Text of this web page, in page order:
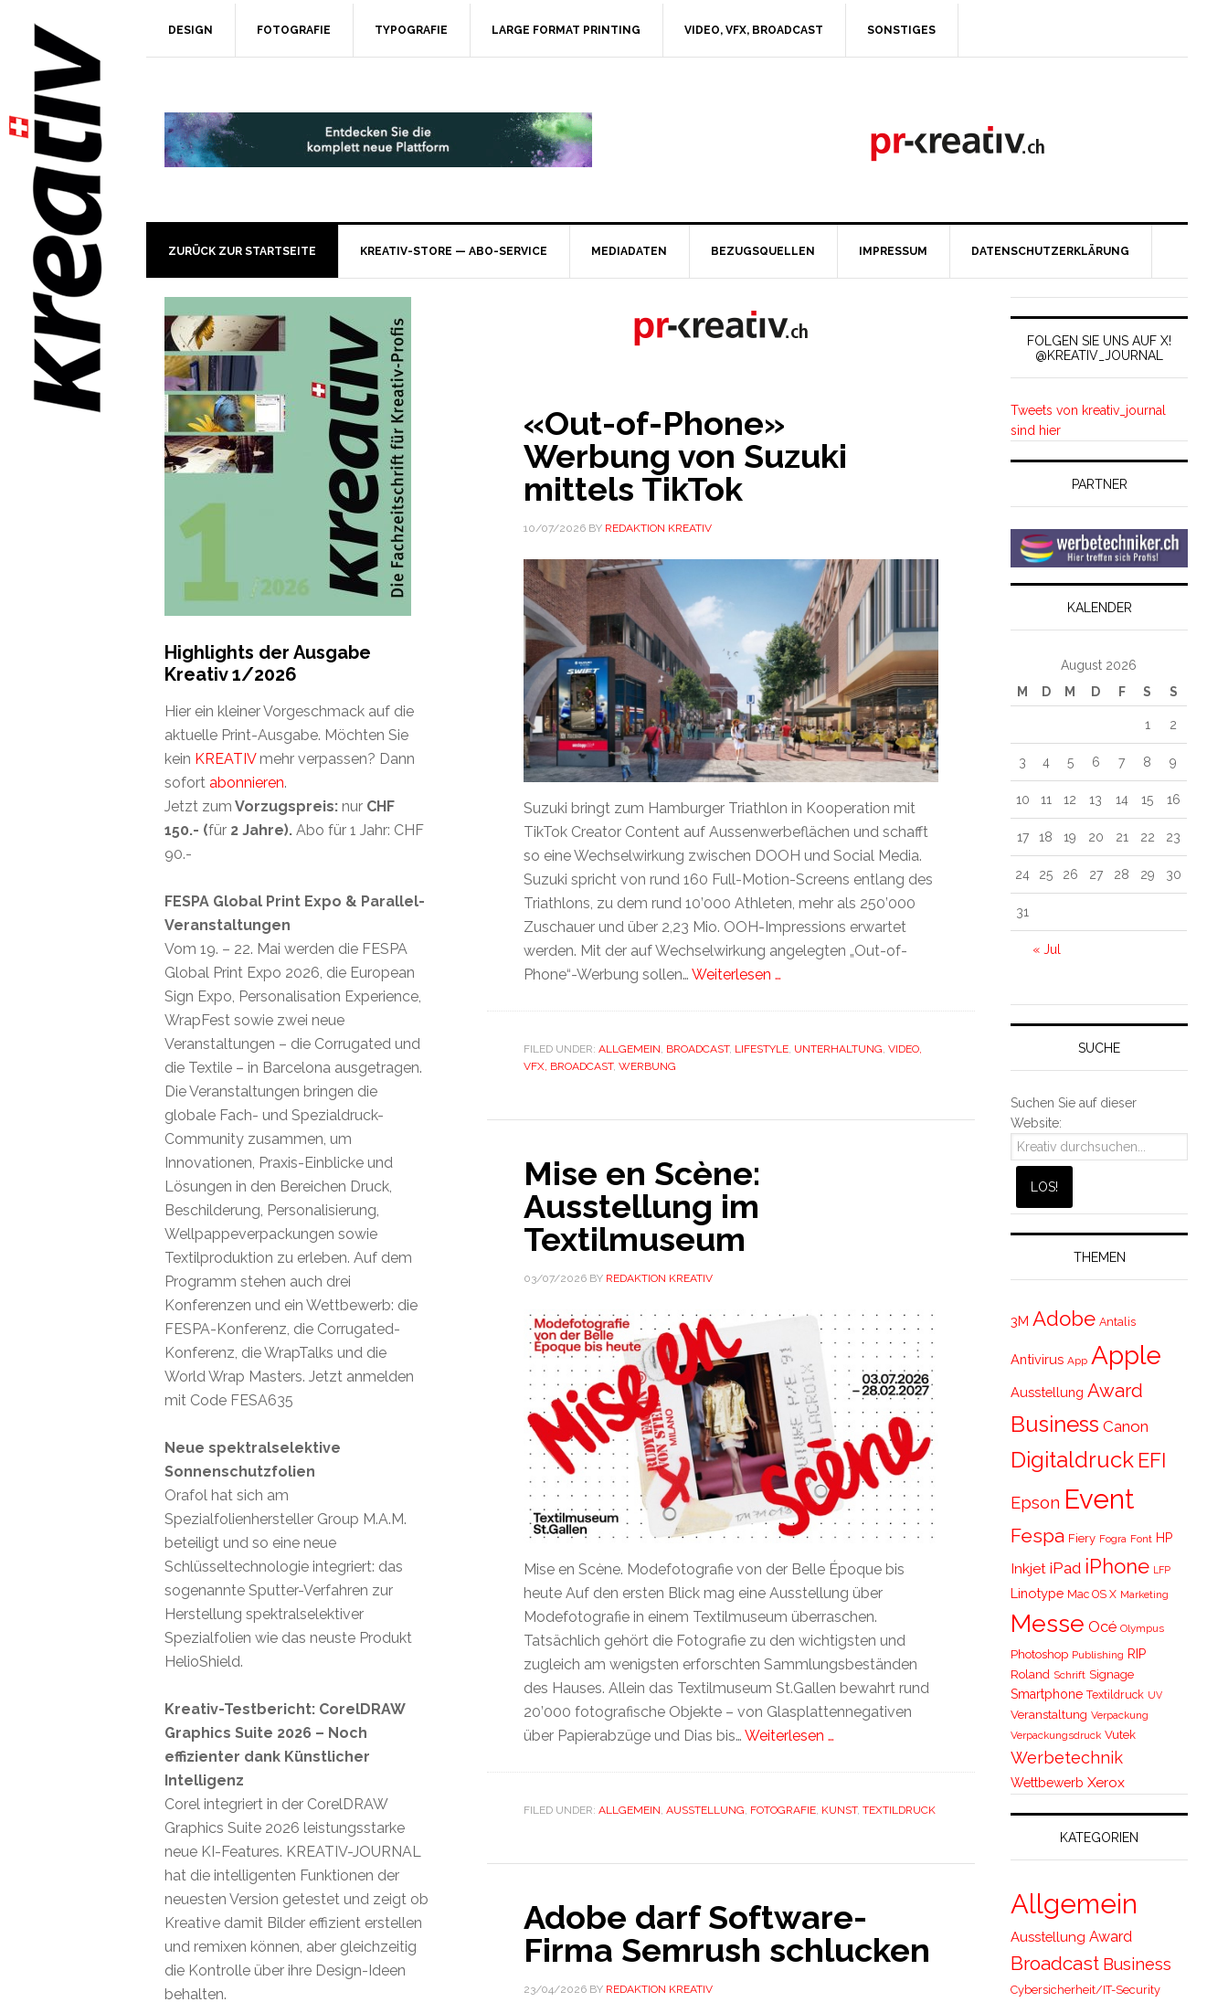
DESIGN FOTOGRAFIE TYPOGRAFIE LARGE FORMAT PRINTING VIDEO, VFX, BROADCAST SONSTIGES
ZURÜCK ZUR STARTSEITE KREATIV-STORE — ABO-SERVICE MEDIADATEN BEZUGSQUELLEN IMPRESSUM DATENSCHUTZERKLÄRUNG
«Out-of-Phone»
Werbung von Suzuki
mittels TikTok
10/07/2026BY REDAKTION KREATIV
Suzuki bringt zum Hamburger Triathlon in Kooperation mit
TikTok Creator Content auf Aussenwerbeflächen und schafft
so eine Wechselwirkung zwischen DOOH und Social Media.
Suzuki spricht von rund 160 Full-Motion-Screens entlang des
Triathlons, zu dem rund 10’000 Athleten, mehr als 250’000
Zuschauer und über 2,23 Mio. OOH-Impressions erwartet
werden. Mit der auf Wechselwirkung angelegten „Out-of-
Phone“-Werbung sollen… Weiterlesen …
FILED UNDER: ALLGEMEIN, BROADCAST, LIFESTYLE, UNTERHALTUNG, VIDEO,
VFX, BROADCAST, WERBUNG
Mise en Scène:
Ausstellung im
Textilmuseum
03/07/2026BY REDAKTION KREATIV
Mise en Scène. Modefotografie von der Belle Époque bis
heute Auf den ersten Blick mag eine Ausstellung über
Modefotografie in einem Textilmuseum überraschen.
Tatsächlich gehört die Fotografie zu den wichtigsten und
zugleich am wenigsten erforschten Sammlungsbeständen
des Hauses. Allein das Textilmuseum St.Gallen bewahrt rund
20’000 fotografische Objekte – von Glasplattennegativen
über Papierabzüge und Dias bis… Weiterlesen …
FILED UNDER: ALLGEMEIN, AUSSTELLUNG, FOTOGRAFIE, KUNST, TEXTILDRUCK
Adobe darf Software-
Firma Semrush schlucken
23/04/2026BY REDAKTION KREATIV
FOLGEN SIE UNS AUF X!
@KREATIV_JOURNAL
Tweets von kreativ_journal
sind hier
PARTNER
KALENDER
August 2026
M
D M D F S S
« Jul
1 2
3 4 5 6 7 8 9
10 11 12 13 14 15 16
17 18 19 20 21 22 23
24 25 26 27 28 29 30
31
SUCHE
Suchen Sie auf dieser
Website:
THEMEN
3M Adobe Antalis
Antivirus App Apple
Ausstellung Award
Business Canon
Digitaldruck EFI
Epson Event
Fespa Fiery Fogra Font HP
Inkjet iPad iPhone LFP
Linotype Mac OS X Marketing
Messe Océ Olympus
Photoshop Publishing RIP
Roland Schrift Signage
Smartphone Textildruck UV
Veranstaltung Verpackung
Verpackungsdruck Vutek
Werbetechnik
Wettbewerb Xerox
KATEGORIEN
Allgemein
Ausstellung Award
Broadcast Business
Cybersicherheit/IT-Security
Highlights der Ausgabe
Kreativ 1/2026
Hier ein kleiner Vorgeschmack auf die
aktuelle Print-Ausgabe. Möchten Sie
kein KREATIVmehr verpassen? Dann
sofort abonnieren.
Jetzt zum Vorzugspreis: nur CHF
150.- (für 2 Jahre). Abo für 1 Jahr: CHF
90.-
FESPA Global Print Expo & Parallel-
Veranstaltungen
Vom 19. – 22. Mai werden die FESPA
Global Print Expo 2026, die European
Sign Expo, Personalisation Experience,
WrapFest sowie zwei neue
Veranstaltungen – die Corrugated und
die Textile – in Barcelona ausgetragen.
Die Veranstaltungen bringen die
globale Fach- und Spezialdruck-
Community zusammen, um
Innovationen, Praxis-Einblicke und
Lösungen in den Bereichen Druck,
Beschilderung, Personalisierung,
Wellpappeverpackungen sowie
Textilproduktion zu erleben. Auf dem
Programm stehen auch drei
Konferenzen und ein Wettbewerb: die
FESPA-Konferenz, die Corrugated-
Konferenz, die WrapTalks und die
World Wrap Masters. Jetzt anmelden
mit Code FESA635
Neue spektralselektive
Sonnenschutzfolien
Orafol hat sich am
Spezialfolienhersteller Group M.A.M.
beteiligt und so eine neue
Schlüsseltechnologie integriert: das
sogenannte Sputter-Verfahren zur
Herstellung spektralselektiver
Spezialfolien wie das neuste Produkt
HelioShield.
Kreativ-Testbericht: CorelDRAW
Graphics Suite 2026 – Noch
effizienter dank Künstlicher
Intelligenz
Corel integriert in der CorelDRAW
Graphics Suite 2026 leistungsstarke
neue KI-Features. KREATIV-JOURNAL
hat die intelligenten Funktionen der
neuesten Version getestet und zeigt ob
Kreative damit Bilder effizient erstellen
und remixen können, aber gleichzeitig
die Kontrolle über ihre Design-Ideen
behalten.